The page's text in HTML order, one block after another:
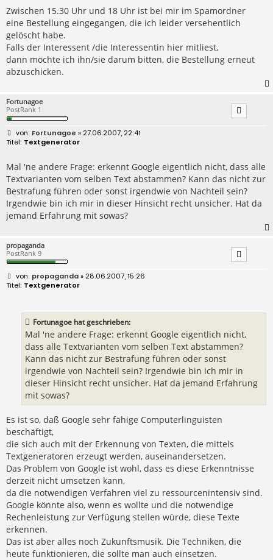
r
a
g
Zwischen 15.30 Uhr und 18 Uhr ist bei mir im Spamordner
eine Bestellung eingegangen, die ich leider versehentlich
gelöscht habe.
Falls der Interessent /die Interessentin hier mitliest,
dann möchte ich ihn/sie darum bitten, die Bestellung erneut
abzuschicken.
Fortunagoe
PostRank 1
B
e
r
a
g
Fortunagoe » 27.06.2007, 22:41
Textgenerator
Mal 'ne andere Frage: erkennt Google eigentlich nicht, dass alle
Textvarianten vom selben Text abstammen? Kann das nicht zur
Bestrafung führen oder sonst irgendwie von Nachteil sein?
Irgendwie bin ich mir in dieser Hinsicht recht unsicher. Hat da
jemand Erfahrung mit sowas?
propaganda
PostRank 9
B
e
propaganda» 28.06.2007, 15:26
Textgenerator
Fortunagoe hat geschrieben:
Mal 'ne andere Frage: erkennt Google eigentlich nicht,
dass alle Textvarianten vom selben Text abstammen?
Kann das nicht zur Bestrafung führen oder sonst
irgendwie von Nachteil sein? Irgendwie bin ich mir in
dieser Hinsicht recht unsicher. Hat da jemand Erfahrung
mit sowas?
Es ist so, daß Google sehr fähige Computerlinguisten
beschäftigt,
die sich auch mit der Erkennung von Texten, die mittels
Textgeneratoren erzeugt werden, auseinandersetzen.
Das Problem von Google ist wohl, dass es diese Erkenntnisse
derzeit nicht umsetzen kann,
da die notwendigen Verfahren viel zu ressourcenintensiv sind.
Google könnte also, wenn es wollte und die notwendige
Rechenleistung zur Verfügung stellen würde, diese Texte
erkennen.
Das ist aber alles noch Zukunftsmusik. Die Techniken, die
heute funktionieren, die sollte man auch einsetzen.